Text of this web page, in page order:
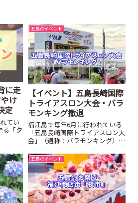
に走
け
定
てい
る「夕
五島のイベント
【イベント】五島長崎国際
トライアスロン大会・バラ
モンキング撤退
福江島で毎年6月に行われている
「五島長崎国際トライアスロン大
会」（通称：バラモンキング）島
ロン選手たちが五島に集まりま
す。この日は福江島全体がトライ
アスロン一色になります
五島のイベント